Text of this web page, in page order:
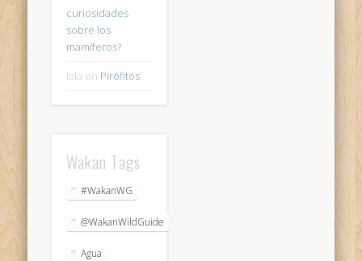
curiosidades
sobre los
mamíferos?
lala en Pirófitos
Wakan Tags
#WakanWG
@WakanWildGuide
Agua